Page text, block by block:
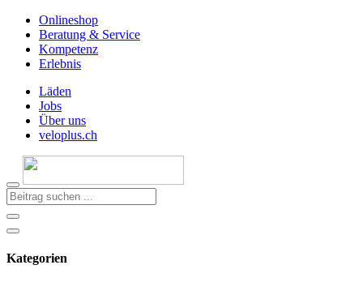
Onlineshop
Beratung & Service
Kompetenz
Erlebnis
Läden
Jobs
Über uns
veloplus.ch
Kategorien